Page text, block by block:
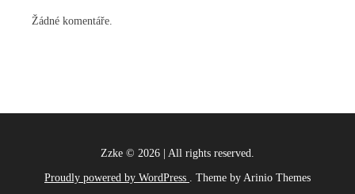
Žádné komentáře.
Zzke © 2026 All rights reserved.
Proudly powered by WordPress . Theme by Arinio Themes